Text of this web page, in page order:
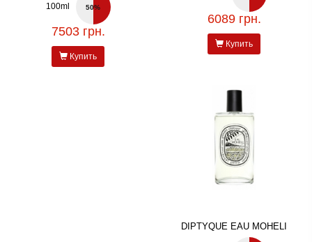
100ml 50%
7503 грн.
Купить
6089 грн.
Купить
DIPTYQUE EAU MOHELI